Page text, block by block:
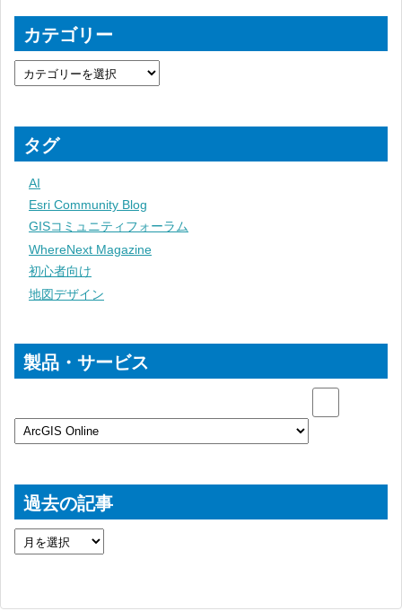
カテゴリー
タグ
AI
Esri Community Blog
GISコミュニティフォーラム
WhereNext Magazine
初心者向け
地図デザイン
製品・サービス
過去の記事